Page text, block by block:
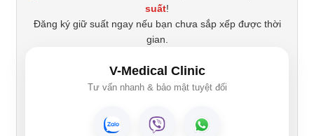
suất!
Đăng ký giữ suất ngay nếu bạn chưa sắp xếp được thời
gian.
V-Medical Clinic
Tư vấn nhanh & bảo mật tuyệt đối